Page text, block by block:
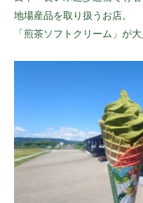
地場産品を取り扱うお店。
「煎茶ソフトクリーム」が大